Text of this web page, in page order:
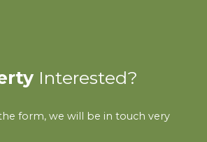
Interested?
form, we will be in touch very